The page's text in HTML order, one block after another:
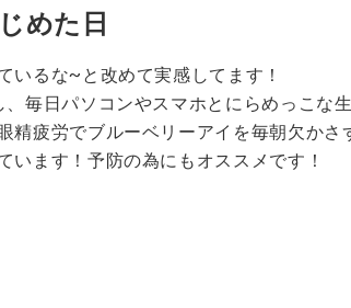
めた日
いるな~と改めて実感してます！
毎日パソコンやスマホとにらめっこな生
精疲労でブルーベリーアイを毎朝欠かさ
います！予防の為にもオススメです！